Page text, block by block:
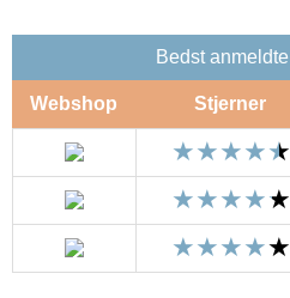
Bedst
Webshop Stjerner